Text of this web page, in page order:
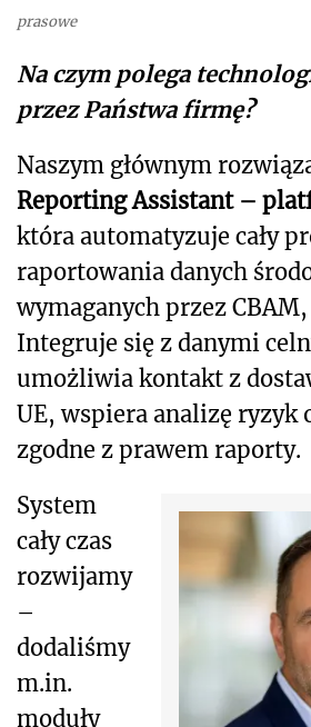
prasowe
Na czym polega
przez Państwa firmę?
Naszym głównym
Reporting Assistant –
która automatyzuje cały
raportowania danych
wymaganych przez CBAM,
Integruje się z danymi
umożliwia kontakt z
UE, wspiera analizę ryzyk
zgodne z prawem raporty.
System
cały czas
rozwijamy
–
dodaliśmy
m.in.
moduły